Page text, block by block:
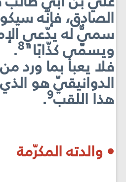
الصادق، فإنّه
سميٌّ له يدّعي
ويسمّى كذّابًا"8
.
فلا يعبأ بما ورد
الدوانيقيّ هو
هذا اللقب9
.
• والدته المكرّمة